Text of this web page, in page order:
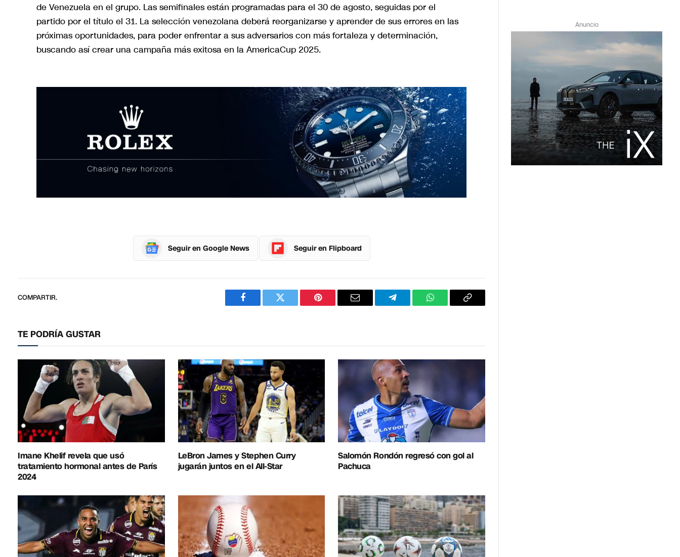
de Venezuela en el grupo. Las semifinales están programadas para el 30 de agosto, seguidas por el
partido por el título el 31. La selección venezolana deberá reorganizarse y aprender de sus errores en las
próximas oportunidades, para poder enfrentar a sus adversarios con más fortaleza y determinación,
buscando así crear una campaña más exitosa en la AmericaCup 2025.
Seguir en Google News Seguir en Flipboard
COMPARTIR.
FacebookTwitter PinterestCorreo
TelegramWhatsAppCopiar
TE PODRÍA GUSTAR
Imane Khelif revela que usó
tratamiento hormonal antes de París
2024
LeBron James y Stephen Curry
jugarán juntos en el All-Star
Salomón Rondón regresó con gol al
Pachuca
Anuncio